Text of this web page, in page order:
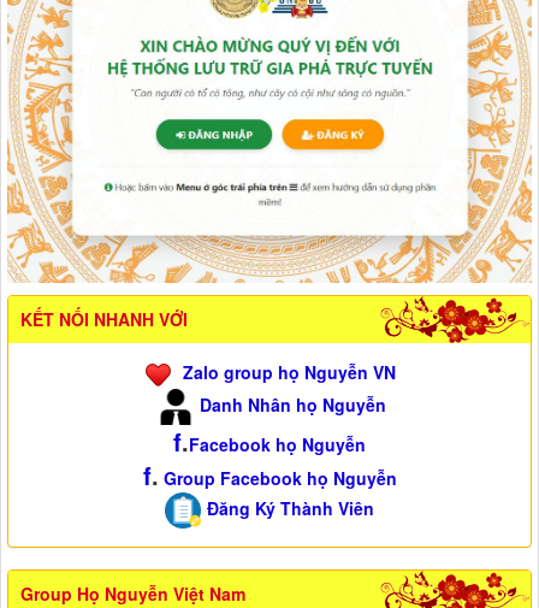
KẾT NỐI NHANH VỚI
Zalo group họ Nguyễn VN
Danh Nhân họ Nguyễn
f.Facebook họ Nguyễn
f. Group Facebook họ Nguyễn
Đăng Ký Thành Viên
Group Họ Nguyễn Việt Nam